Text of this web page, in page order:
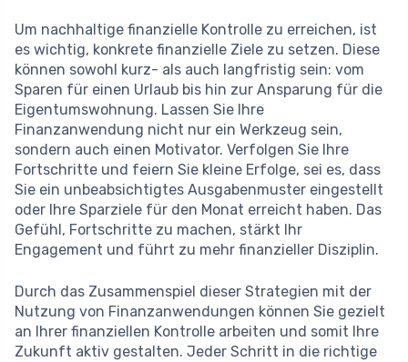
Um nachhaltige finanzielle Kontrolle zu erreichen, ist
es wichtig, konkrete finanzielle Ziele zu setzen. Diese
können sowohl kurz- als auch langfristig sein: vom
Sparen für einen Urlaub bis hin zur Ansparung für die
Eigentumswohnung. Lassen Sie Ihre
Finanzanwendung nicht nur ein Werkzeug sein,
sondern auch einen Motivator. Verfolgen Sie Ihre
Fortschritte und feiern Sie kleine Erfolge, sei es, dass
Sie ein unbeabsichtigtes Ausgabenmuster eingestellt
oder Ihre Sparziele für den Monat erreicht haben. Das
Gefühl, Fortschritte zu machen, stärkt Ihr
Engagement und führt zu mehr finanzieller Disziplin.
Durch das Zusammenspiel dieser Strategien mit der
Nutzung von Finanzanwendungen können Sie gezielt
an Ihrer finanziellen Kontrolle arbeiten und somit Ihre
Zukunft aktiv gestalten. Jeder Schritt in die richtige